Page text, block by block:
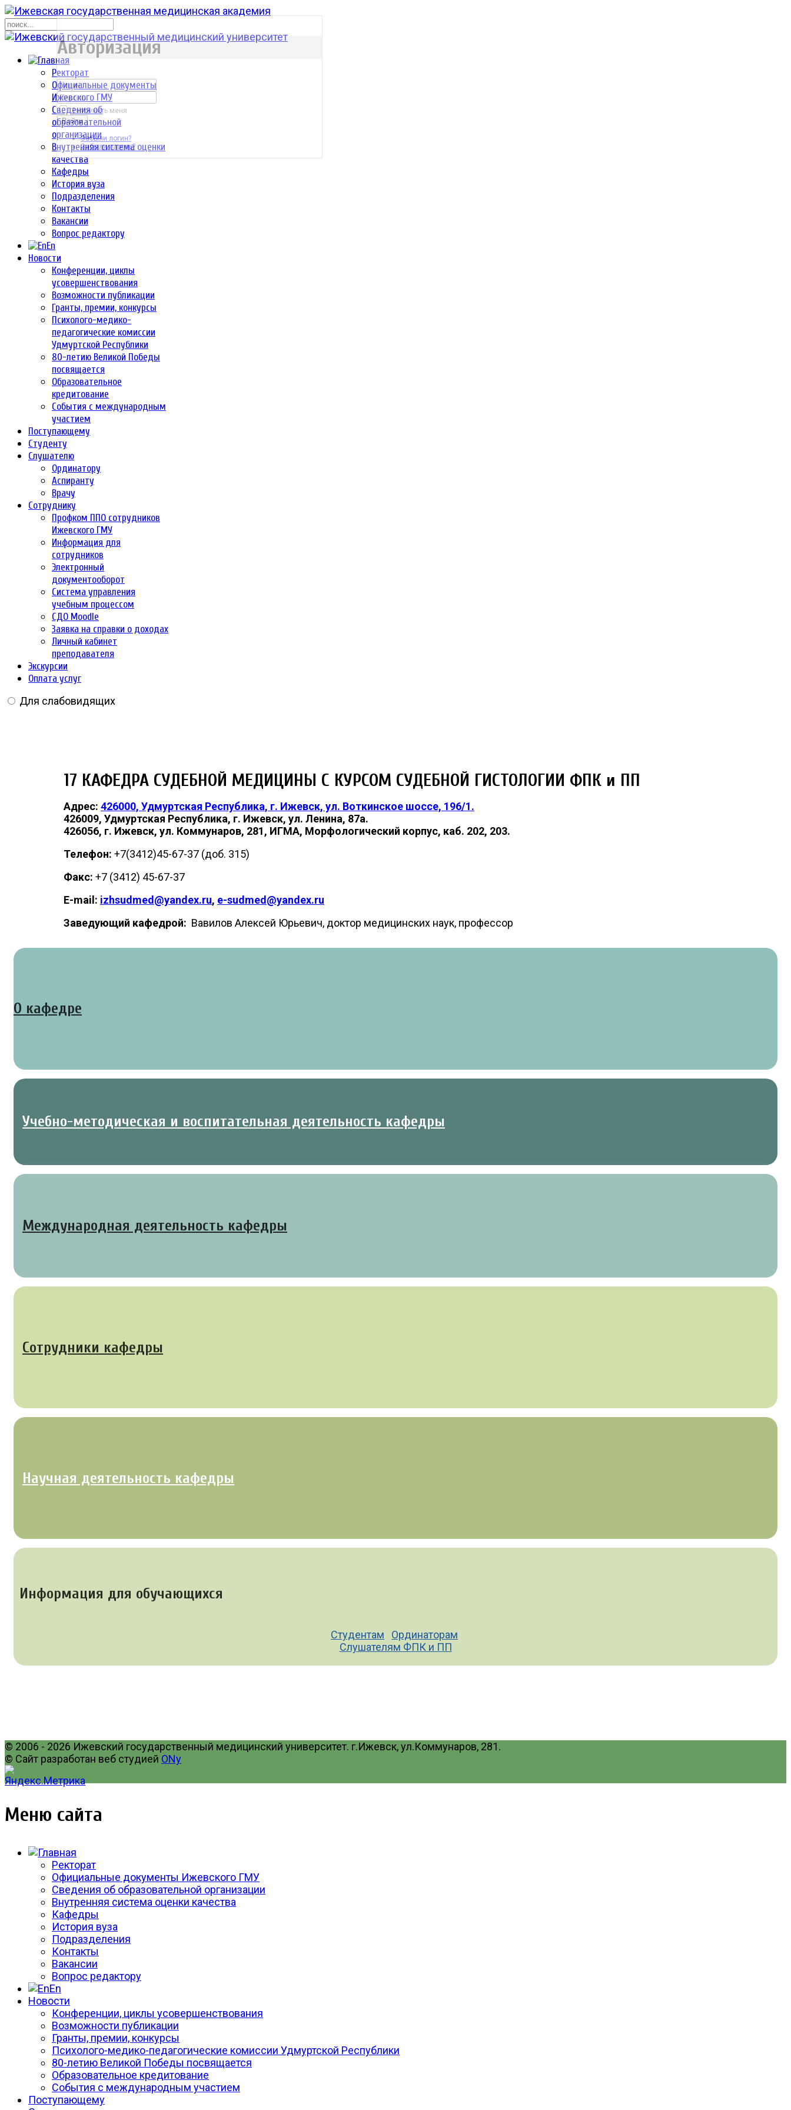
Ректорат
Официальные документы
Ижевского ГМУ
Сведения об
образовательной
организации
Внутренняя система оценки
качества
Кафедры
История вуза
Подразделения
Контакты
Вакансии
Вопрос редактору
En
Новости
Конференции, циклы
усовершенствования
Возможности публикации
Гранты, премии, конкурсы
Психолого-медико-
педагогические комиссии
Удмуртской Республики
80-летию Великой Победы
посвящается
Образовательное
кредитование
События с международным
участием
Поступающему
Студенту
Слушателю
Ординатору
Аспиранту
Врачу
Сотруднику
Профком ППО сотрудников
Ижевского ГМУ
Информация для
сотрудников
Электронный
документооборот
Система управления
учебным процессом
СДО Moodle
Заявка на справки о доходах
Личный кабинет
преподавателя
Экскурсии
Оплата услуг
Для слабовидящих
17 КАФЕДРА СУДЕБНОЙ МЕДИЦИНЫ С КУРСОМ СУДЕБНОЙ ГИСТОЛОГИИ ФПК и ПП
Адрес: 426000, Удмуртская Республика, г. Ижевск, ул. Воткинское шоссе, 196/1.
426009, Удмуртская Республика, г. Ижевск, ул. Ленина, 87а.
426056, г. Ижевск, ул. Коммунаров, 281, ИГМА, Морфологический корпус, каб. 202, 203.
Телефон: +7(3412)45-67-37 (доб. 315)
Факс: +7 (3412) 45-67-37
E-mail: izhsudmed@yandex.ru, e-sudmed@yandex.ru
Заведующий кафедрой: Вавилов Алексей Юрьевич, доктор медицинских наук, профессор
О кафедре
Учебно-методическая и воспитательная деятельность кафедры
Международная деятельность кафедры
Сотрудники кафедры
Научная деятельность кафедры
Информация для обучающихся
Студентам
Ординаторам
Слушателям ФПК и ПП
© 2006 - 2026 Ижевский государственный медицинский университет. г.Ижевск, ул.Коммунаров, 281.
© Сайт разработан веб студией ONy
р
Авторизация
Запомнить меня
Войти
Забыли логин?
Забыли пароль?
Меню сайта
Ректорат
Официальные документы Ижевского ГМУ
Сведения об образовательной организации
Внутренняя система оценки качества
Кафедры
История вуза
Подразделения
Контакты
Вакансии
Вопрос редактору
En
Новости
Конференции, циклы усовершенствования
Возможности публикации
Гранты, премии, конкурсы
Психолого-медико-педагогические комиссии Удмуртской Республики
80-летию Великой Победы посвящается
Образовательное кредитование
События с международным участием
Поступающему